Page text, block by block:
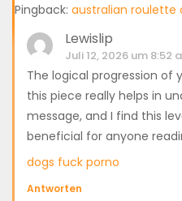
Pingback: australian roulette
Lewislip
Juli 12, 2026 um 8:52
The logical progression
this piece really helps in
message, and I find this
beneficial for anyone
dogs fuck porno
Antworten